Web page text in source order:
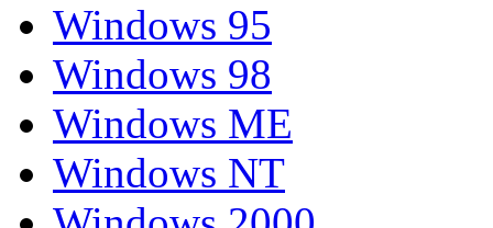
Windows 95
Windows 98
Windows ME
Windows NT